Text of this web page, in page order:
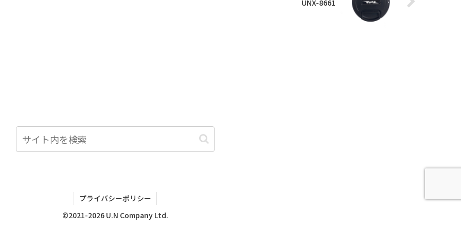
UNX-8661
プライバシーポリシー
©2021-2026 U.N Company Ltd.